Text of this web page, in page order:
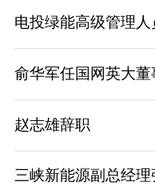
电投绿能高级管理人
俞华军任国网英大董
赵志雄辞职
三峡新能源副总经理